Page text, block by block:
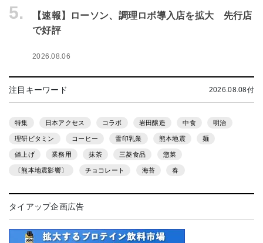
5.
【速報】ローソン、調理ロボ導入店を拡大 先行店
で好評
2026.08.06
注目キーワード 2026.08.08付
特集 日本アクセス コラボ 岩田醸造 中食 明治
理研ビタミン コーヒー 雪印乳業 熊本地震 麺
値上げ 業務用 抹茶 三菱食品 惣菜
〔熊本地震影響〕 チョコレート 海苔 春
タイアップ企画広告